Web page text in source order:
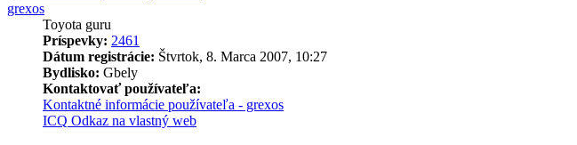
grexos
Toyota guru
Príspevky: 2461
Dátum registrácie: Štvrtok, 8. Marca 2007, 10:27
Bydlisko: Gbely
Kontaktovať používateľa:
Kontaktné informácie používateľa - grexos
ICQ Odkaz na vlastný web